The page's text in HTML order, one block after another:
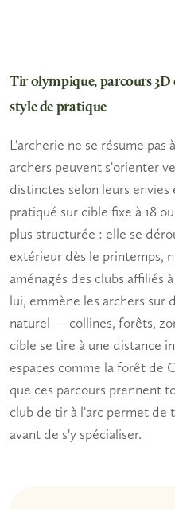
Tir olympique, parcours 3D
style de pratique
L'archerie ne se résume pas
archers peuvent s'orienter
distinctes selon leurs
pratiqué sur cible fixe à 18
plus structurée : elle se
extérieur dès le printemps,
aménagés des clubs affiliés
lui, emmène les archers sur
naturel — collines, forêts,
cible se tire à une distance
espaces comme la forêt de
que ces parcours prennent
club de tir à l'arc permet de
avant de s'y spécialiser.